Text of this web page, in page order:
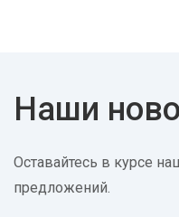
Наши
Оставайтесь в курсе
предложений.